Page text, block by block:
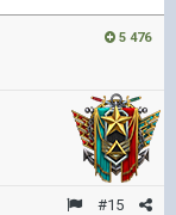
5 476
#15